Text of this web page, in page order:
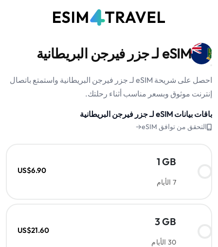
eSIM لـ جزر فيرجن البريطانية
احصل على شريحة eSIM لـ جزر فيرجن البريطانية واستمتع باتصال
إنترنت موثوق وبسعر مناسب أثناء رحلتك.
باقات بيانات eSIM لـ جزر فيرجن البريطانية
التحقق من توافق eSIM→
1 GB
7 الأيام
US$6.90
3 GB
30 الأيام
US$21.60